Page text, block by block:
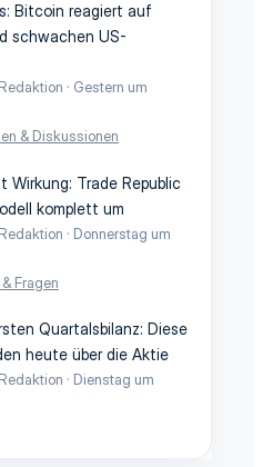
Bitcoin reagiert auf
schwachen US-
Gestern um
& Diskussionen
Wirkung: Trade Republic
komplett um
Donnerstag um
Fragen
Quartalsbilanz: Diese
heute über die Aktie
Dienstag um